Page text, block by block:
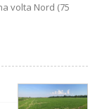
volta Nord (75